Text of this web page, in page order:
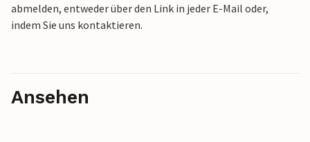
abmelden, entweder über den Link in jeder E-Mail oder,
indem Sie uns kontaktieren.
Ansehen